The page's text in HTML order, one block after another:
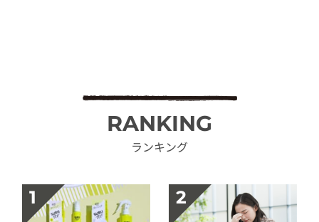
RANKING
ランキング